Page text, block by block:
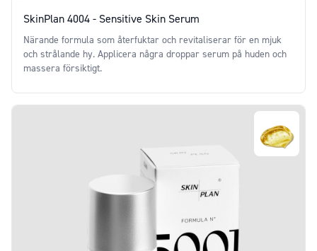
SkinPlan 4004 - Sensitive Skin Serum
Närande formula som återfuktar och revitaliserar för en mjuk
och strålande hy. Applicera några droppar serum på huden och
massera försiktigt.